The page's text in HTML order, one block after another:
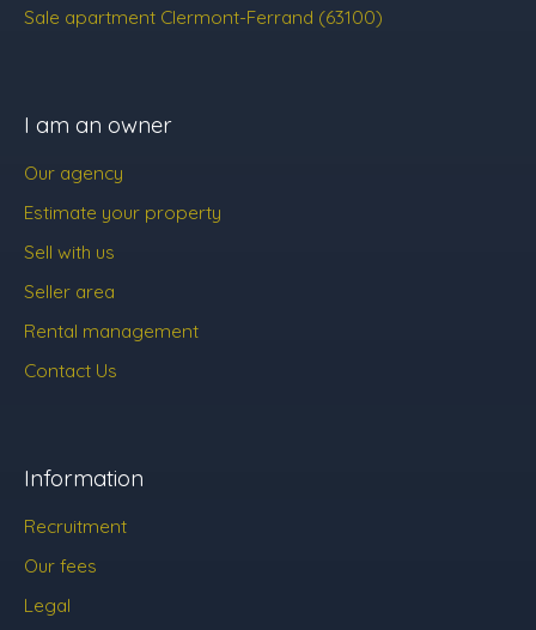
Sale apartment Clermont-Ferrand (63100)
I am an owner
Our agency
Estimate your property
Sell with us
Seller area
Rental management
Contact Us
Information
Recruitment
Our fees
Legal